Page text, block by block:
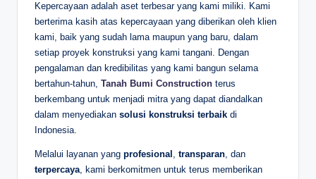
Kepercayaan adalah aset terbesar yang kami miliki. Kami
berterima kasih atas kepercayaan yang diberikan oleh klien
kami, baik yang sudah lama maupun yang baru, dalam
setiap proyek konstruksi yang kami tangani. Dengan
pengalaman dan kredibilitas yang kami bangun selama
bertahun-tahun, Tanah Bumi Construction terus
berkembang untuk menjadi mitra yang dapat diandalkan
dalam menyediakan solusi konstruksi terbaik di
Indonesia.
Melalui layanan yang profesional , transparan, dan
terpercaya, kami berkomitmen untuk terus memberikan